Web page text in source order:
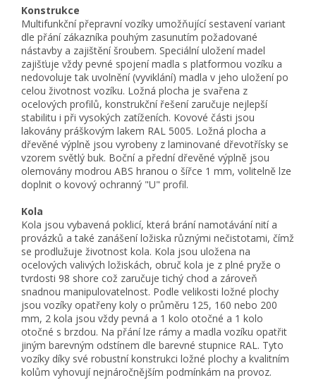
Konstrukce
Multifunkční přepravní vozíky umožňující sestavení variant
dle přání zákazníka pouhým zasunutím požadované
nástavby a zajištění šroubem. Speciální uložení madel
zajišťuje vždy pevné spojení madla s platformou vozíku a
nedovoluje tak uvolnění (vyviklání) madla v jeho uložení po
celou životnost vozíku. Ložná plocha je svařena z
ocelových profilů, konstrukční řešení zaručuje nejlepší
stabilitu i při vysokých zatíženích. Kovové části jsou
lakovány práškovým lakem RAL 5005. Ložná plocha a
dřevěné výplně jsou vyrobeny z laminované dřevotřísky se
vzorem světlý buk. Boční a přední dřevěné výplně jsou
olemovány modrou ABS hranou o šířce 1 mm, volitelně lze
doplnit o kovový ochranný "U" profil.
Kola
Kola jsou vybavená poklicí, která brání namotávání nití a
provázků a také zanášení ložiska různými nečistotami, čímž
se prodlužuje životnost kola. Kola jsou uložena na
ocelových valivých ložiskách, obruč kola je z plné pryže o
tvrdosti 98 shore což zaručuje tichý chod a zároveň
snadnou manipulovatelnost. Podle velikosti ložné plochy
jsou vozíky opatřeny koly o průměru 125, 160 nebo 200
mm, 2 kola jsou vždy pevná a 1 kolo otočné a 1 kolo
otočné s brzdou. Na přání lze rámy a madla vozíku opatřit
jiným barevným odstínem dle barevné stupnice RAL. Tyto
vozíky díky své robustní konstrukci ložné plochy a kvalitním
kolům vyhovují nejnáročnějším podmínkám na provoz.